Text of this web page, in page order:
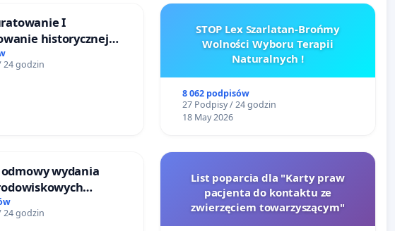
I
historycznej
sm42-914
24 godzin
STOP Lex Szarlatan-Brońmy
Wolności Wyboru Terapii
Naturalnych !
8 062 podpisów
27 Podpisy / 24 godzin
18 May 2026
wydania
dla budowy
biometanu
24 godzin
List poparcia dla "Karty praw
pacjenta do kontaktu ze
zwierzęciem towarzyszącym"